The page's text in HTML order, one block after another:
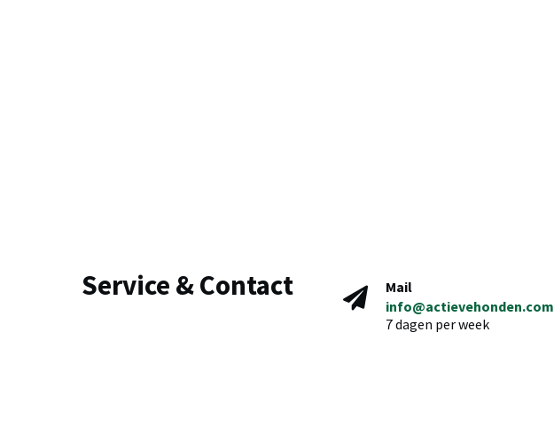
Service & Contact
Mail
info@actievehonden.com
7 dagen per week